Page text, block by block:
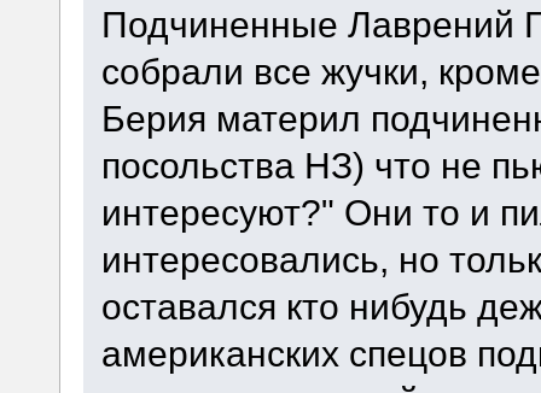
Подчиненные Лаврений
собрали все жучки,
Берия материл
посольства НЗ) что не
интересуют?" Они то и
интересовались, но
оставался кто нибудь
американских спецов